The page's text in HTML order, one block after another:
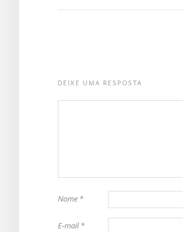
DEIXE UMA RESPOSTA
Nome *
E-mail*